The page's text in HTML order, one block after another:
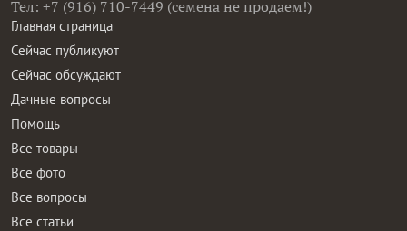
Тел: +7 (916) 710-7449 (семена не продаем!)
Главная страница
Сейчас публикуют
Сейчас обсуждают
Дачные вопросы
Помощь
Все товары
Все фото
Все вопросы
Все статьи